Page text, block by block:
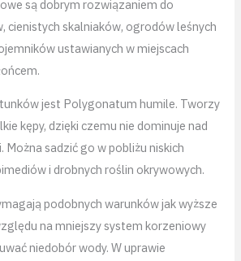
są dobrym rozwiązaniem do
cienistych skalniaków, ogrodów leśnych
ustawianych w miejscach
jest Polygonatum humile. Tworzy
kępy, dzięki czemu nie dominuje nad
Można sadzić go w pobliżu niskich
i drobnych roślin okrywowych.
podobnych warunków jak wyższe
na mniejszy system korzeniowy
niedobór wody. W uprawie